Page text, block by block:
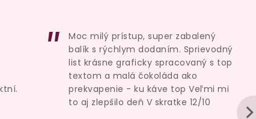
299 Kč
Do košíku
259 Kč
Do
5 z 5 hvězdiček.
Moc milý prístup, super zabalený
balík s rýchlym dodaním. Sprievodný
list krásne graficky spracovaný s top
textom a malá čokoláda ako
prekvapenie - ku káve top Veľmi mi
to aj zlepšilo deň V skratke 12/10